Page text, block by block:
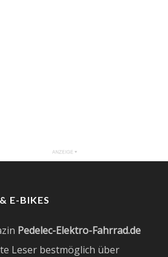
E-BIKES
Pedelec-Elektro-Fahrrad.de
Leser bestmöglich über